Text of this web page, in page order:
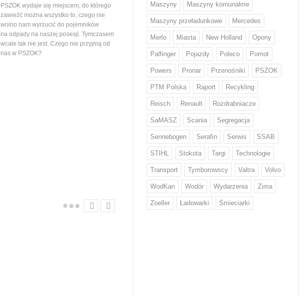
PSZOK wydaje się miejscem, do którego
zawieźć można wszystko to, czego nie
wolno nam wyrzucić do pojemników
na odpady na naszej posesji. Tymczasem
wcale tak nie jest. Czego nie przyjmą od
nas w PSZOK?
województwa podlaskiego. Tym samym
Z odpadami w Europie sobie nie
Każdy Europejczyk wytwarza średnio
w ciągu roku 132 kg odpadów
żywnościowych i 12 kg odzieżowych
i obuwniczych – wskazują dane KE.
W walce z rosnącą ilością odpadów
w tych kategoriach mają pomóc nowe
regulacje, które we wrześniu przyjął
Parlament Europejski. Wyznaczają…
wiedział nikt, stąd
mieszkańców
Volvo Trucks stawia
niskiej emisji CO2
Volvo zwiększa
o niskiej emisji CO2* w
produktach. Stal ta od
będzie wykorzystywana w
tysięcy pojazdów. Volvo
na świecie producentem,
wprowadził ten rodzaj
Maszyny Maszyny komunalme
Maszyny przeładunkowe Mercedes
Merlo Miasta New Holland Opony
Palfinger Pojazdy Poleco Pomot
Powers Pronar Przenośniki PSZOK
PTM Polska Raport Recykling
Reisch Renault Rozdrabniacze
SaMASZ Scania Segregacja
Sennebogen Serafin Serwis SSAB
STIHL Stokota Targi Technologie
Transport Tymborowscy Valtra Volvo
WodKan Wodór Wydarzenia Zima
Zoeller Ładowarki Śmieciarki